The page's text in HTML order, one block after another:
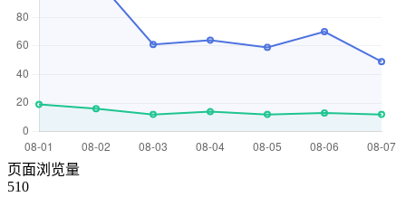
页面浏览量
510